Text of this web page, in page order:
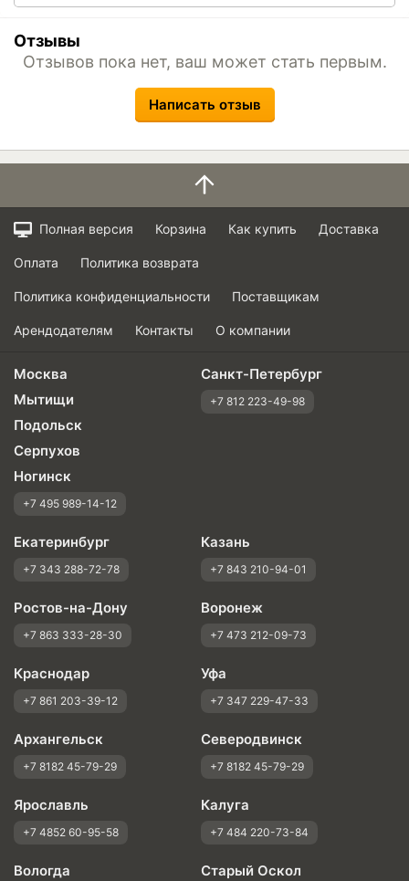
Отзывы
Отзывов пока нет, ваш может стать первым.
Написать отзыв
Полная версия Корзина Как купить Доставка
Оплата Политика возврата
Политика конфиденциальности Поставщикам
Арендодателям Контакты О компании
Москва
Мытищи
Подольск
Серпухов
Ногинск
+7 495 989-14-12
Санкт-Петербург
+7 812 223-49-98
Екатеринбург
+7 343 288-72-78
Казань
+7 843 210-94-01
Ростов-на-Дону
+7 863 333-28-30
Воронеж
+7 473 212-09-73
Краснодар
+7 861 203-39-12
Уфа
+7 347 229-47-33
Архангельск
+7 8182 45-79-29
Северодвинск
+7 8182 45-79-29
Ярославль
+7 4852 60-95-58
Калуга
+7 484 220-73-84
Вологда Старый Оскол